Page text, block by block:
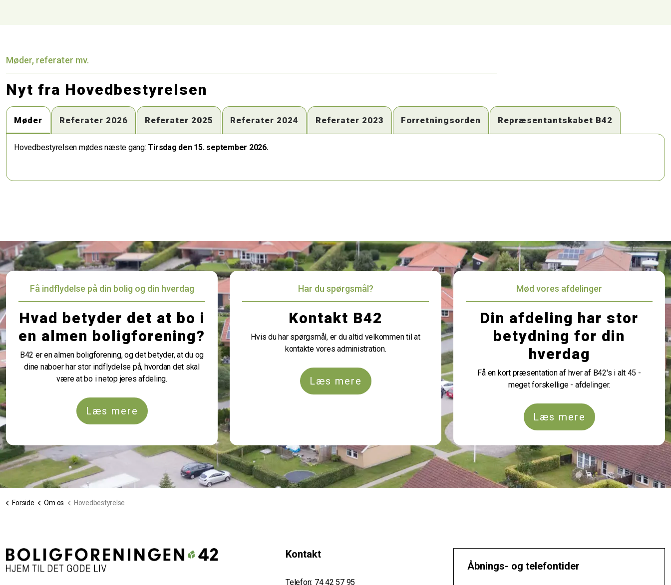
Møder, referater mv.
Nyt fra Hovedbestyrelsen
Møder Referater 2026 Referater 2025 Referater 2024 Referater 2023 Forretningsorden Repræsentantskabet B42
Hovedbestyrelsen mødes næste gang:Tirsdag den 15. september 2026.
Få indflydelse på din bolig og din hverdag
Hvad betyder det at bo i
en almen boligforening?
B42 er en almen boligforening, og det betyder, at du og
dine naboer har stor indflydelse på, hvordan det skal
være at bo i netop jeres afdeling.
Læs mere
Har du spørgsmål?
Kontakt B42
Hvis du har spørgsmål, er du altid velkommen til at
kontakte vores administration.
Læs mere
Mød vores afdelinger
Din afdeling har stor
betydning for din
hverdag
Få en kort præsentation af hver af B42's i alt 45 -
meget forskellige - afdelinger.
Læs mere
Forside Om os Hovedbestyrelse
Kontakt
Telefon: 74 42 57 95
Åbnings- og telefontider